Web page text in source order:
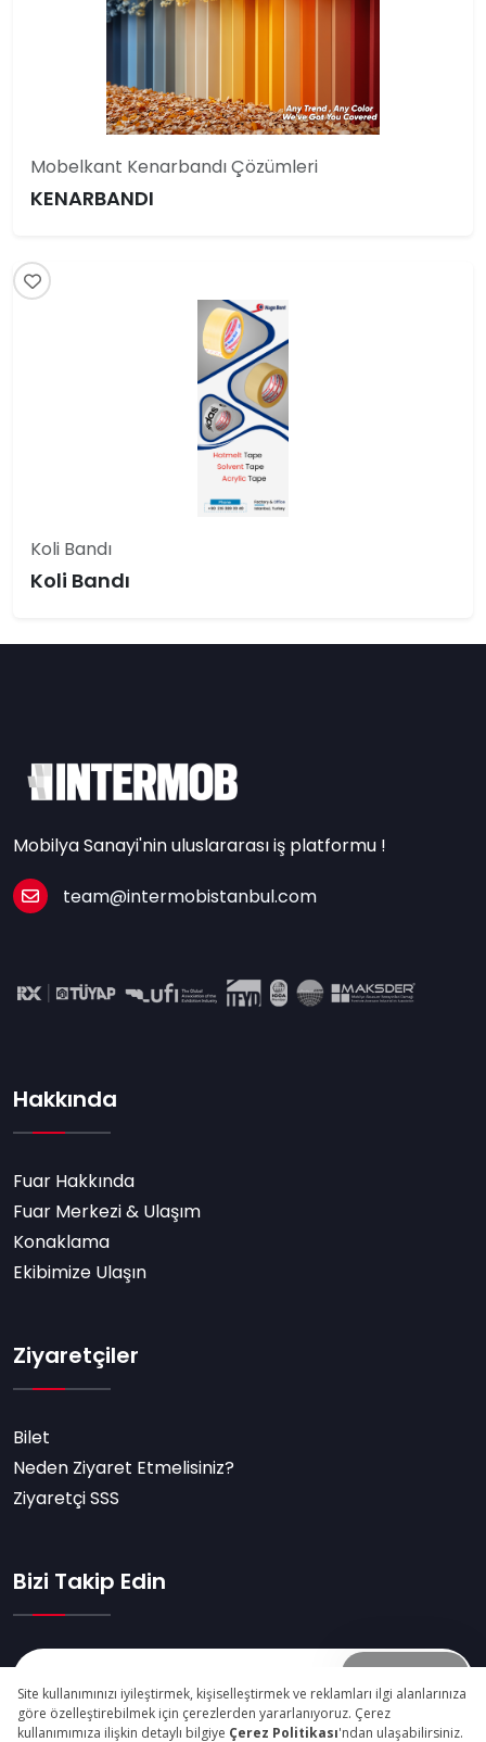
Mobelkant Kenarbandı Çözümleri
KENARBANDI
Koli Bandı
Koli Bandı
Mobilya Sanayi'nin uluslararası iş platformu !
team@intermobistanbul.com
Hakkında
Fuar Hakkında
Fuar Merkezi & Ulaşım
Konaklama
Ekibimize Ulaşın
Ziyaretçiler
Bilet
Neden Ziyaret Etmelisiniz?
Ziyaretçi SSS
Bizi Takip Edin